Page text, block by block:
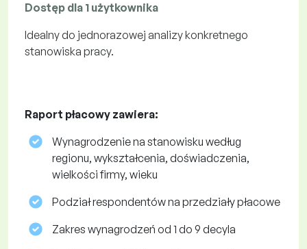
Dostęp dla 1 użytkownika
Idealny do jednorazowej analizy konkretnego
stanowiska pracy.
Raport płacowy zawiera:
Wynagrodzenie na stanowisku według
regionu, wykształcenia, doświadczenia,
wielkości firmy, wieku
Podział respondentów na przedziały płacowe
Zakres wynagrodzeń od 1 do 9 decyla